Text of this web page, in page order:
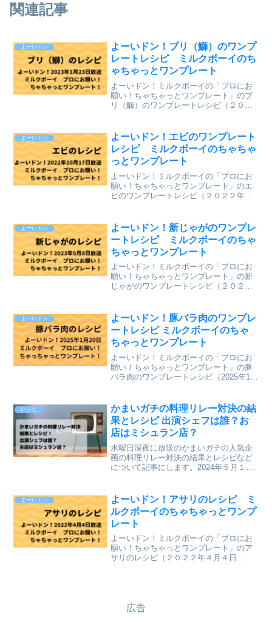
関連記事
よーいドン
よーいドン！ブリ（鰤）のワンプ
レートレシピ ミルクボーイのち
ゃちゃっとワンプレート
よーいドン！ミルクボーイの「プロにお
願い！ちゃちゃっとワンプレート」のブ
リ（鰤）のワンプレートレシピ（２０２
めて今までのレシピを記事にしていま
す。⇒「ミルクボーイのプ...
よーいドン
よーいドン！エビのワンプレート
レシピ ミルクボーイのちゃちゃ
っとワンプレート
よーいドン！ミルクボーイの「プロにお
願い！ちゃちゃっとワンプレート」のエ
ビのワンプレートレシピ（２０２２年１
今までのレシピを記事にしています。
⇒「ミルクボーイのプロに...
よーいドン
よーいドン！新じゃがのワンプレ
ートレシピ ミルクボーイのちゃ
ちゃっとワンプレート
よーいドン！ミルクボーイの「プロにお
願い！ちゃちゃっとワンプレート」の新
じゃがのワンプレートレシピ（２０２３
今までのレシピを記事にしています。
⇒「ミルクボーイのプロに...
よーいドン
よーいドン！豚バラ肉のワンプレ
ートレシピ ミルクボーイのちゃ
ちゃっとワンプレート
よーいドン！ミルクボーイの「プロにお
願い！ちゃちゃっとワンプレート」の豚
バラ肉のワンプレートレシピ（2025年1月
のレシピを記事にしています。⇒「ミル
クボーイのプロ...
レシピ
かまいガチの料理リレー対決の結
果とレシピ 出演シェフは誰？お
店はミシュラン店？
水曜日深夜に放送のかまいガチの人気企
画の料理リレー対決の結果とレシピなど
について記事にします。2024年５月１日
行い対決する料理リレー対決での結果と
料理のレシピについて...
よーいドン
よーいドン！アサリのレシピ ミ
ルクボーイのちゃちゃっとワンプ
レート
よーいドン！ミルクボーイの「プロにお
願い！ちゃちゃっとワンプレート」のア
サリのレシピ（２０２２年４月４日
広告